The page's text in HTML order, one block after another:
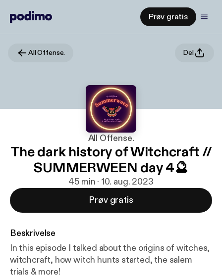
Prøv gratis
All Offense. Del
All Offense.
The dark history of Witchcraft //
SUMMERWEEN day 4🔮
45 min · 10. aug. 2023
Prøv gratis
Beskrivelse
In this episode I talked about the origins of witches,
witchcraft, how witch hunts started, the salem
trials & more!